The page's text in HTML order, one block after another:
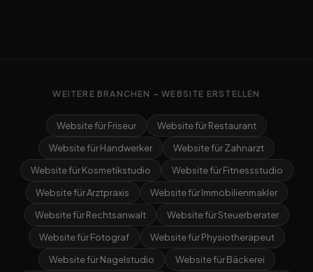
WEITERE BRANCHEN – WEBSITE ERSTELLEN
Website für Friseur
Website für Restaurant
Website für Handwerker
Website für Zahnarzt
Website für Kosmetikstudio
Website für Fitnessstudio
Website für Arztpraxis
Website für Immobilienmakler
Website für Rechtsanwalt
Website für Steuerberater
Website für Fotograf
Website für Physiotherapeut
Website für Nagelstudio
Website für Bäckerei